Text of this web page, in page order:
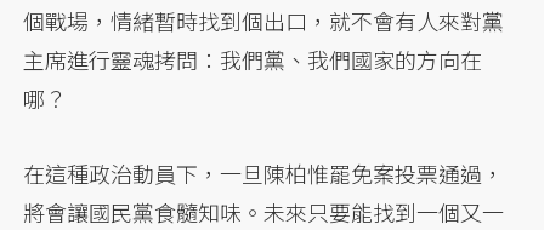
個戰場，情緒暫時找到個出口，就不會有人來對黨
主席進行靈魂拷問：我們黨、我們國家的方向在
哪？
在這種政治動員下，一旦陳柏惟罷免案投票通過，
將會讓國民黨食髓知味。未來只要能找到一個又一